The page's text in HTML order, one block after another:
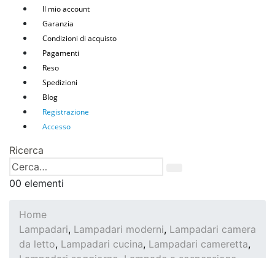
Il mio account
Garanzia
Condizioni di acquisto
Pagamenti
Reso
Spedizioni
Blog
Registrazione
Accesso
Ricerca
00 elementi
Home
Lampadari, Lampadari moderni, Lampadari camera
da letto, Lampadari cucina, Lampadari cameretta,